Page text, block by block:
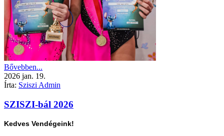
Bővebben...
2026 jan. 19.
Írta: Sziszi Admin
SZISZI-bál 2026
Kedves Vendégeink!